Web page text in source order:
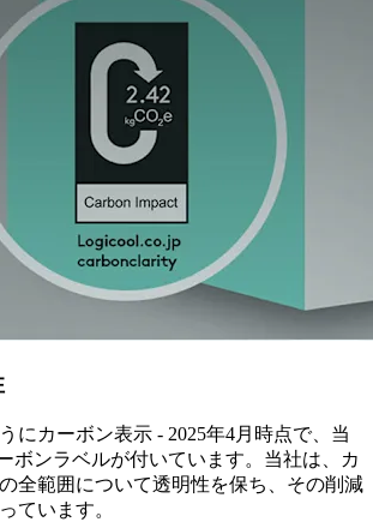
にカーボン表示 - 2025年4月時点で、当
ボンラベルが付いています。当社は、カ
全範囲について透明性を保ち、その削減
ています。